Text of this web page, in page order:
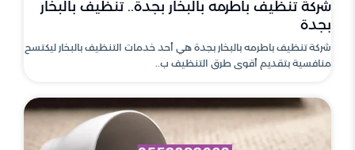
شركة تنظيف باطرمه بالبخار بجدة.. تنظيف بالبخار
بجدة
شركة تنظيف باطرمه بالبخار بجدة هي أحد خدمات التنظيف بالبخار ليكتسح
منافسية بتقديم أقوى طرق التنظيف ب..